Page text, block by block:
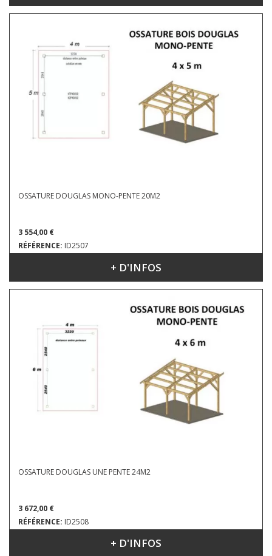
OSSATURE DOUGLAS MONO-PENTE 20M2
3 554,00 €
RÉFÉRENCE: ID2507
DIMENSIONS : 4 X 5 X 3.93 M+ D'INFOS
OSSATURE DOUGLAS UNE PENTE 24M2
3 672,00 €
RÉFÉRENCE: ID2508
DIMENSIONS : 4 X 6 X 3.93 M+ D'INFOS